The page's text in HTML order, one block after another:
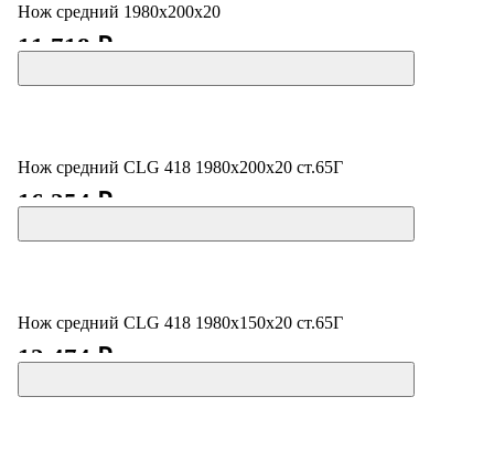
Нож средний 1980х200х20
11 718 ₽
Нож средний CLG 418 1980х200х20 ст.65Г
16 254 ₽
Нож средний CLG 418 1980х150х20 ст.65Г
12 474 ₽